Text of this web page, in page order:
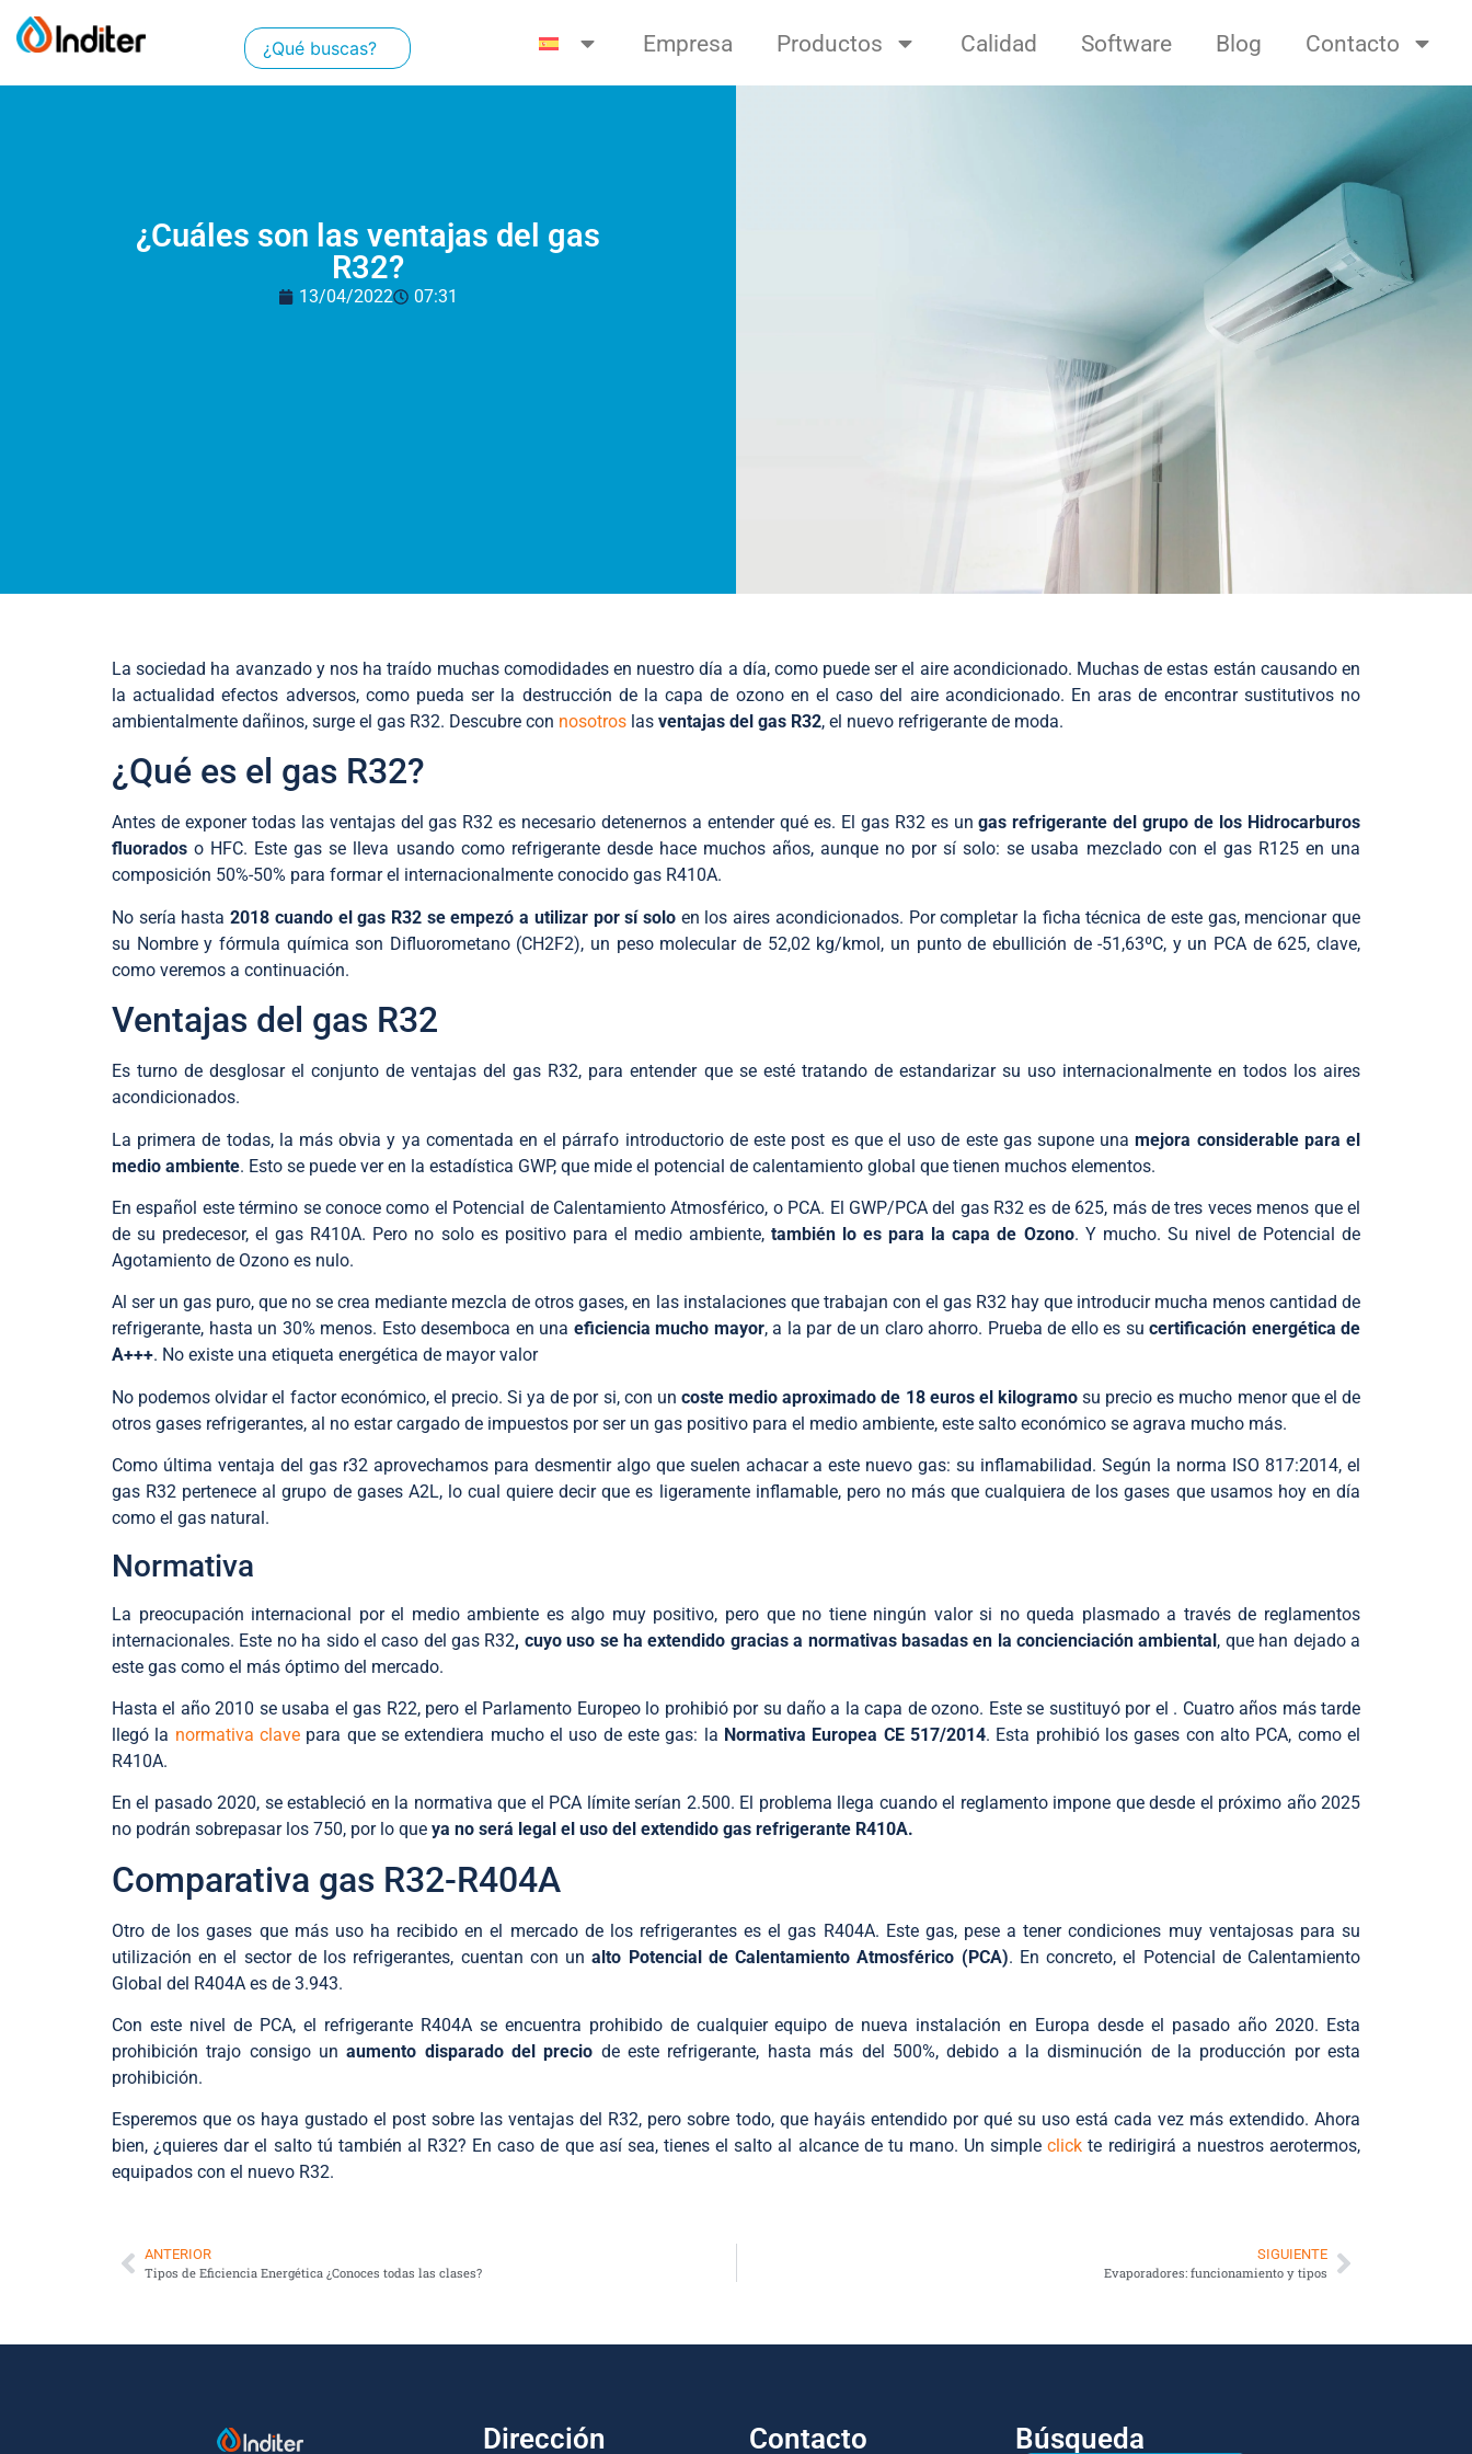
Empresa Productos Calidad Software Blog Contacto
¿Cuáles son las ventajas del gas
R32?
13/04/2022 07:31
La sociedad ha avanzado y nos ha traído muchas comodidades en nuestro día a día, como puede ser el aire acondicionado. Muchas de estas están causando en
la actualidad efectos adversos, como pueda ser la destrucción de la capa de ozono en el caso del aire acondicionado. En aras de encontrar sustitutivos no
ambientalmente dañinos, surge el gas R32. Descubre con nosotros las ventajas del gas R32, el nuevo refrigerante de moda.
¿Qué es el gas R32?
Antes de exponer todas las ventajas del gas R32 es necesario detenernos a entender qué es. El gas R32 es ungas refrigerante del grupo de los Hidrocarburos
fluorados o HFC. Este gas se lleva usando como refrigerante desde hace muchos años, aunque no por sí solo: se usaba mezclado con el gas R125 en una
composición 50%-50% para formar el internacionalmente conocido gas R410A.
No sería hasta2018 cuando el gas R32 se empezó a utilizar por sí solo en los aires acondicionados. Por completar la ficha técnica de este gas, mencionar que
su Nombre y fórmula química son Difluorometano (CH2F2), un peso molecular de 52,02 kg/kmol, un punto de ebullición de -51,63ºC, y un PCA de 625, clave,
como veremos a continuación.
Ventajas del gas R32
Es turno de desglosar el conjunto de ventajas del gas R32, para entender que se esté tratando de estandarizar su uso internacionalmente en todos los aires
acondicionados.
La primera de todas, la más obvia y ya comentada en el párrafo introductorio de este post es que el uso de este gas supone unamejora considerable para el
medio ambiente. Esto se puede ver en la estadística GWP, que mide el potencial de calentamiento global que tienen muchos elementos.
En español este término se conoce como el Potencial de Calentamiento Atmosférico, o PCA. El GWP/PCA del gas R32 es de 625, más de tres veces menos que el
de su predecesor, el gas R410A. Pero no solo es positivo para el medio ambiente,también lo es para la capa de Ozono. Y mucho. Su nivel de Potencial de
Agotamiento de Ozono es nulo.
Al ser un gas puro, que no se crea mediante mezcla de otros gases, en las instalaciones que trabajan con el gas R32 hay que introducir mucha menos cantidad de
refrigerante, hasta un 30% menos. Esto desemboca en una eficiencia mucho mayor, a la par de un claro ahorro. Prueba de ello es su certificación energética de
A+++. No existe una etiqueta energética de mayor valor
No podemos olvidar el factor económico, el precio. Si ya de por si, con un coste medio aproximado de 18 euros el kilogramosu precio es mucho menor que el de
otros gases refrigerantes, al no estar cargado de impuestos por ser un gas positivo para el medio ambiente, este salto económico se agrava mucho más.
Como última ventaja del gas r32 aprovechamos para desmentir algo que suelen achacar a este nuevo gas: su inflamabilidad. Según la norma ISO 817:2014, el
gas R32 pertenece al grupo de gases A2L, lo cual quiere decir que es ligeramente inflamable, pero no más que cualquiera de los gases que usamos hoy en día
como el gas natural.
Normativa
La preocupación internacional por el medio ambiente es algo muy positivo, pero que no tiene ningún valor si no queda plasmado a través de reglamentos
internacionales. Este no ha sido el caso del gas R32, cuyo uso se ha extendido gracias a normativas basadas en la concienciación ambiental, que han dejado a
este gas como el más óptimo del mercado.
Hasta el año 2010 se usaba el gas R22, pero el Parlamento Europeo lo prohibió por su daño a la capa de ozono. Este se sustituyó por el . Cuatro años más tarde
llegó la normativa clave para que se extendiera mucho el uso de este gas: la Normativa Europea CE 517/2014. Esta prohibió los gases con alto PCA, como el
R410A.
En el pasado 2020, se estableció en la normativa que el PCA límite serían 2.500. El problema llega cuando el reglamento impone que desde el próximo año 2025
no podrán sobrepasar los 750, por lo que ya no será legal el uso del extendido gas refrigerante R410A.
Comparativa gas R32-R404A
Otro de los gases que más uso ha recibido en el mercado de los refrigerantes es el gas R404A. Este gas, pese a tener condiciones muy ventajosas para su
utilización en el sector de los refrigerantes, cuentan con unalto Potencial de Calentamiento Atmosférico (PCA). En concreto, el Potencial de Calentamiento
Global del R404A es de 3.943.
Con este nivel de PCA, el refrigerante R404A se encuentra prohibido de cualquier equipo de nueva instalación en Europa desde el pasado año 2020. Esta
prohibición trajo consigo unaumento disparado del precio de este refrigerante, hasta más del 500%, debido a la disminución de la producción por esta
prohibición.
Esperemos que os haya gustado el post sobre las ventajas del R32, pero sobre todo, que hayáis entendido por qué su uso está cada vez más extendido. Ahora
bien, ¿quieres dar el salto tú también al R32? En caso de que así sea, tienes el salto al alcance de tu mano. Un simpleclickte redirigirá a nuestros aerotermos,
equipados con el nuevo R32.
ANTERIOR
Tipos de Eficiencia Energética ¿Conoces todas las clases?
SIGUIENTE
Evaporadores: funcionamiento y tipos
Dirección Contacto Búsqueda